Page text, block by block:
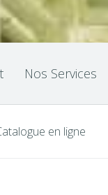
Nos Services
en ligne